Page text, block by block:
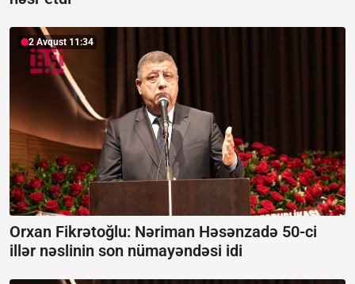
2 Avqust 11:34
Orxan Fikrətoğlu: Nəriman Həsənzadə 50-ci
illər nəslinin son nümayəndəsi idi